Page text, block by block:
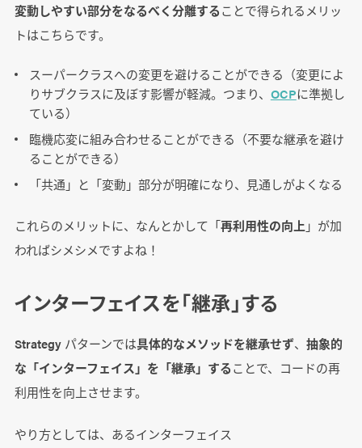
変動しやすい部分をなるべく分離することで得られるメリッ
トはこちらです。
スーパークラスへの変更を避けることができる（変更によ
りサブクラスに及ぼす影響が軽減。つまり、 OCPに準拠し
ている）
臨機応変に組み合わせることができる（不要な継承を避け
ることができる）
「共通」と「変動」部分が明確になり、見通しがよくなる
これらのメリットに、なんとかして「再利用性の向上 」が加
わればシメシメですよね！
インターフェイスを「継承」する
Strategy パターンでは具体的なメソッドを継承せず、 抽象的
な「インターフェイス」を「継承」することで、コードの再
利用性を向上させます。
やり方としては、あるインターフェイス